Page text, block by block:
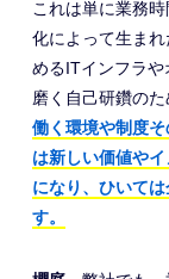
これは単に業務
化によって生ま
めるITインフラ
磨く自己研鑽の
働く環境や制度
は新しい価値や
になり、ひいて
す。